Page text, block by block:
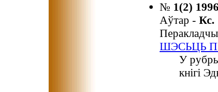
№ 1(2)
Аўтар -
ШЭСЬЦЬ
У
кнігі